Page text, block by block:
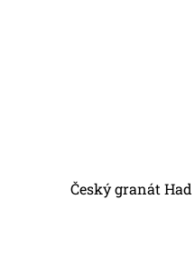
Český granát